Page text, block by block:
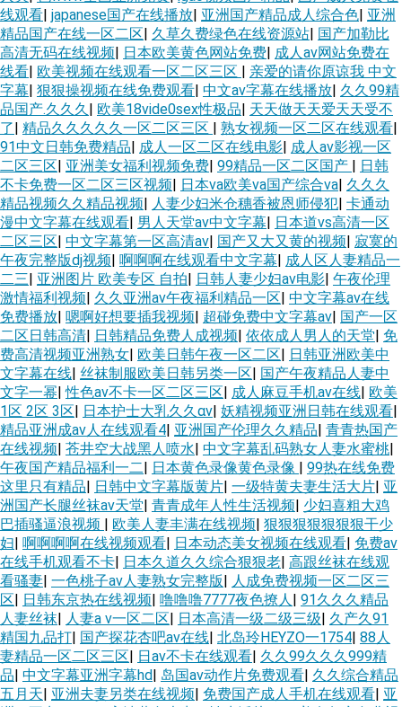
线观看| japanese国产在线播放| 亚洲国产精品成人综合色| 亚洲
精品国产在线一区二区| 久草久费绿色在线资源站| 国产加勒比
高清无码在线视频| 日本欧美黄色网站免费| 成人av网站免费在
线看| 欧美视频在线观看一区二区三区 | 亲爱的请你原谅我 中文
字幕| 狠狠操视频在线免费观看| 中文av字幕在线播放| 久久99精
品国产.久久久| 欧美18vide0sex性极品| 天天做天天爱天天受不
了| 精品久久久久久一区二区三区 | 熟女视频一区二区在线观看|
91中文日韩免费精品| 成人一区二区在线电影| 成人av影视一区
二区三区| 亚洲美女福利视频免费| 99精品一区二区国产 | 日韩
不卡免费一区二区三区视频| 日本va欧美va国产综合va| 久久久
精品视频久久精品视频| 人妻少妇米仓穗香被恩师侵犯| 卡通动
漫中文字幕在线观看| 男人天堂av中文字幕| 日本道vs高清一区
二区三区| 中文字幕第一区高清av| 国产又大又黄的视频| 寂寞的
午夜完整版dj视频| 啊啊啊在线观看中文字幕| 成人区人妻精品一
二三| 亚洲图片 欧美专区 自拍| 日韩人妻少妇av电影| 午夜伦理
激情福利视频| 久久亚洲av午夜福利精品一区| 中文字幕av在线
免费播放| 嗯啊好想要插我视频| 超碰免费中文字幕av| 国产一区
二区日韩高清| 日韩精品免费人成视频| 依依成人男人的天堂| 免
费高清视频亚洲熟女| 欧美日韩午夜一区二区| 日韩亚洲欧美中
文字幕在线| 丝袜制服欧美日韩另类一区| 国产午夜精品人妻中
文字一幂|性色av不卡一区二区三区| 成人麻豆手机av在线| 欧美
1区 2区 3区| 日本护士大乳久久αv| 妖精视频亚洲日韩在线观看|
精品亚洲成av人在线观看4| 亚洲国产伦理久久精品| 青青热国产
在线视频| 苍井空大战黑人喷水| 中文字幕乱码熟女人妻水蜜桃|
午夜国产精品福利一二| 日本黄色录像黄色录像 | 99热在线免费
这里只有精品| 日韩中文字幕版黄片| 一级特黄夫妻生活大片| 亚
洲国产长腿丝袜av天堂| 青青成年人性生活视频| 少妇喜粗大鸡
巴插骚逼浪视频 | 欧美人妻丰满在线视频| 狠狠狠狠狠狠狠干少
妇| 啊啊啊啊在线视频观看| 日本动态美女视频在线观看| 免费av
在线手机观看不卡| 日本久道久久综合狠狠老| 高跟丝袜在线观
看骚妻| 一色桃子av人妻熟女完整版| 人成免费视频一区二区三
区| 日韩东京热在线视频| 噜噜噜7777夜色撩人| 91久久久精品
人妻丝袜| 人妻a v一区二区| 日本高清一级二级三级| 久产久91
精国九品打| 国产探花杏吧av在线| 北岛玲HEYZO一1754| 88人
妻精品一区二区三区| 日av不卡在线观看| 久久99久久久999精
品| 中文字幕亚洲字幕hd| 岛国av动作片免费观看| 久久综合精品
五月天| 亚洲夫妻另类在线视频| 免费国产成人手机在线观看| 亚